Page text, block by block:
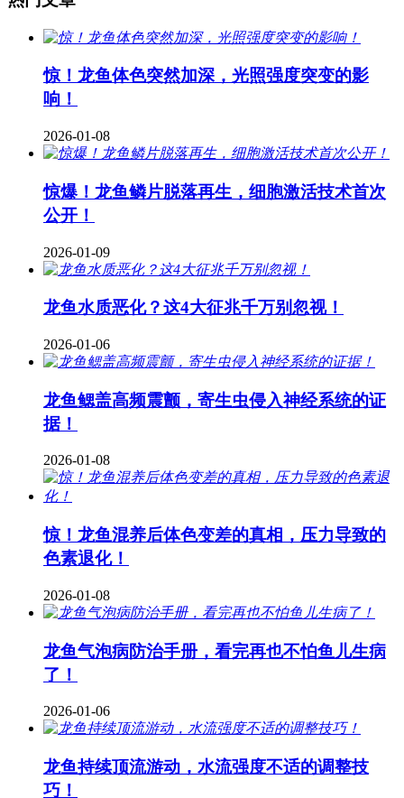
惊！龙鱼体色突然加深，光照强度突变的影
响！
2026-01-08
惊爆！龙鱼鳞片脱落再生，细胞激活技术首次
公开！
2026-01-09
龙鱼水质恶化？这4大征兆千万别忽视！
2026-01-06
龙鱼鳃盖高频震颤，寄生虫侵入神经系统的证
据！
2026-01-08
惊！龙鱼混养后体色变差的真相，压力导致的
色素退化！
2026-01-08
龙鱼气泡病防治手册，看完再也不怕鱼儿生病
了！
2026-01-06
龙鱼持续顶流游动，水流强度不适的调整技
巧！